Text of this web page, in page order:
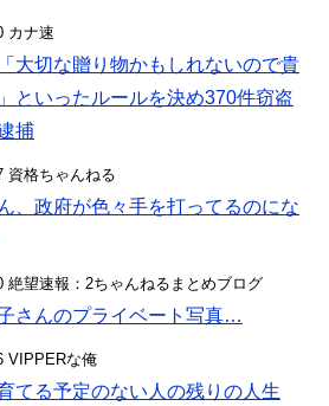
カナ速
大切な贈り物かもしれないので貴
といったルールを決め370件窃盗
捕
資格ちゃんねる
、政府が色々手を打ってるのにな
絶望速報：2ちゃんねるまとめブログ
さんのプライベート写真…
VIPPERな俺
てる予定のない人の残りの人生